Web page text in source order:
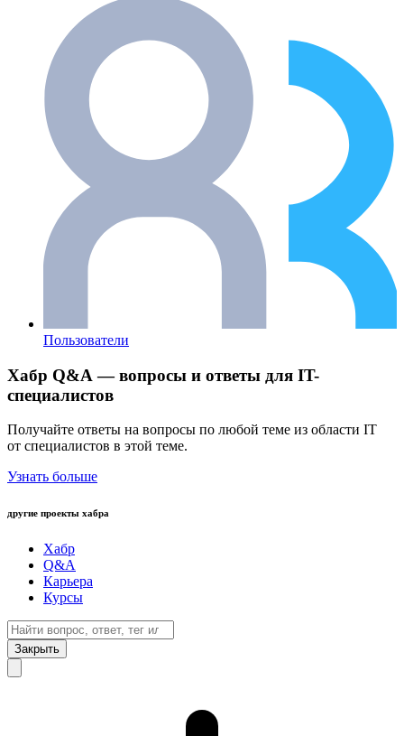
Пользователи
Хабр Q&A — вопросы и ответы для IT-
специалистов
Получайте ответы на вопросы по любой теме из области IT
от специалистов в этой теме.
Узнать больше
другие проекты хабра
Хабр
Q&A
Карьера
Курсы
Закрыть